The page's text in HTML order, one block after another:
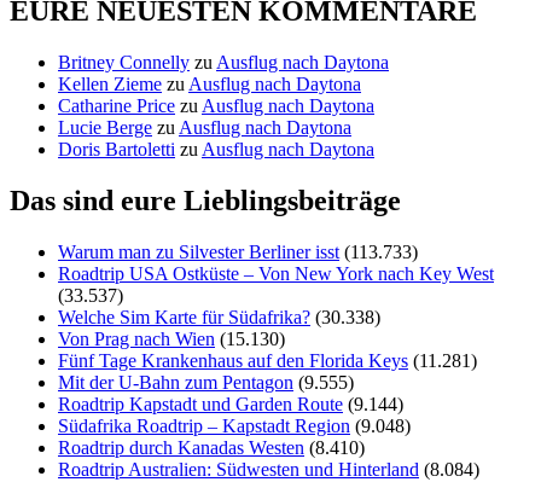
EURE NEUESTEN KOMMENTARE
Britney Connelly zu Ausflug nach Daytona
Kellen Zieme zu Ausflug nach Daytona
Catharine Price zu Ausflug nach Daytona
Lucie Berge zu Ausflug nach Daytona
Doris Bartoletti zu Ausflug nach Daytona
Das sind eure Lieblingsbeiträge
Warum man zu Silvester Berliner isst (113.733)
Roadtrip USA Ostküste – Von New York nach Key West
(33.537)
Welche Sim Karte für Südafrika? (30.338)
Von Prag nach Wien (15.130)
Fünf Tage Krankenhaus auf den Florida Keys (11.281)
Mit der U-Bahn zum Pentagon (9.555)
Roadtrip Kapstadt und Garden Route (9.144)
Südafrika Roadtrip – Kapstadt Region (9.048)
Roadtrip durch Kanadas Westen (8.410)
Roadtrip Australien: Südwesten und Hinterland (8.084)